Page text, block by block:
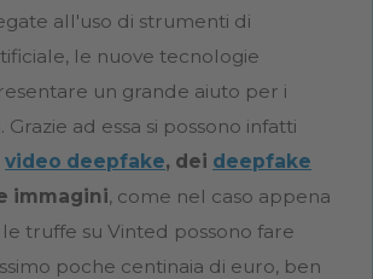
all'uso di strumenti di
le nuove tecnologie
un grande aiuto per i
ad essa si possono infatti
video deepfake, dei deepfake
immagini, come nel caso appena
truffe su Vinted possono fare
poche centinaia di euro, ben